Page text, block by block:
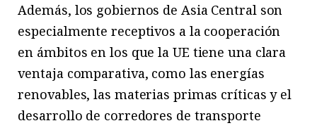
Además, los gobiernos de Asia Central son
especialmente receptivos a la cooperación
en ámbitos en los que la UE tiene una clara
ventaja comparativa, como las energías
renovables, las materias primas críticas y el
desarrollo de corredores de transporte